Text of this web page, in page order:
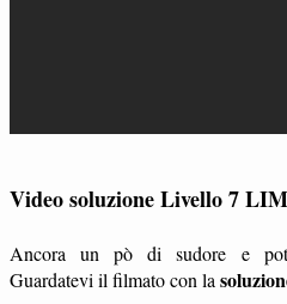
Video soluzione Livello 7
Ancora un pò di sudore e
Guardatevi il filmato con la